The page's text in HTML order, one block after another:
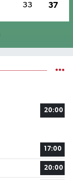
33 37
20:00
17:00
20:00